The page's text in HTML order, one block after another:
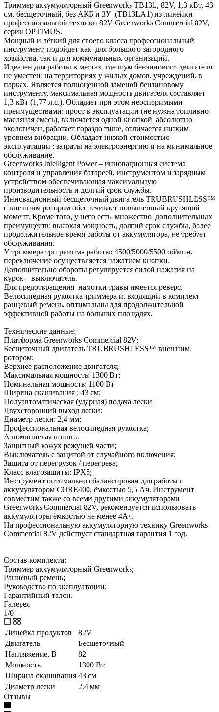
Триммер аккумуляторный Greenworks TB13L, 82V, 1,3 кВт, 43
см, бесщеточный, без АКБ и ЗУ (TB13LA1) из линейки
профессиональной техники 82V Greenworks Commercial 82V,
серии OPTIMUS.
Мощный и лёгкий для своего класса профессиональный
инструмент, подойдет как для большого загородного
хозяйства, так и для коммунальных организаций.
Идеален для работы в местах, где шум бензинового двигателя
не уместен: на территориях у жилых домов, учреждений, в
парках. Является полноценной заменой бензиновому
инструменту, максимальная мощность двигателя составляет
1,3 кВт (1,77 л.с.). Обладает при этом неоспоримыми
преимуществами: прост в эксплуатации (не нужна топливно-
масляная смесь), включается одной кнопкой, абсолютно
экологичен, работает гораздо тише, отличается низким
уровнем вибрации. Обладает низкой стоимостью
эксплуатации : затраты на электроэнергию и на минимальное
обслуживание.
Greenworks Intelligent Power – инновационная система
контроля и управления батареей, инструментом и зарядным
устройством обеспечивающая максимальную
производительность и долгий срок службы.
Инновационный бесщеточный двигатель TRUBRUSHLESS™
с внешним ротором обеспечивает повышенный крутящий
момент. Кроме того, у него есть множество дополнительных
преимуществ: высокая мощность, долгий срок службы, более
продолжительное время работы от аккумулятора, не требует
обслуживания.
У триммера три режима работы: 4500/5000/5500 об/мин,
переключение осуществляется нажатием кнопки.
Дополнительно обороты регулируется силой нажатия на
курок – выключатель.
Для предотвращения намотки травы имеется реверс.
Велосипедная рукоятка триммера и, входящий в комплект
ранцевый ремень, оптимальны для продолжительной
эффективной работы на больших площадях.
Технические данные:
Платформа Greenworks Commercial 82V;
Бесщеточный двигатель TRUBRUSHLESS™ внешним
ротором;
Верхнее расположение двигателя;
Максимальная мощность: 1300 Вт;
Номинальная мощность: 1100 Вт
Ширина скашивания : 43 см;
Полуавтоматическая (ударная) подача лески;
Двухсторонний выход лески;
Диаметр лески: 2,4 мм;
Профессиональная велосипедная рукоятка;
Алюминиевая штанга;
Защитный кожух режущей части;
Выключатель с защитой от случайного включения;
Защита от перегрузок / перегрева;
Класс влагозащиты: IPX5;
Инструмент оптимально сбалансирован для работы с
аккумулятором CORE400, ёмкостью 5,5 Ач. Инструмент
совместим также со всеми другими аккумуляторами
Greenworks Commercial 82V, рекомендуется использовать
аккумуляторы ёмкостью не менее 4Ач.
На профессиональную аккумуляторную технику Greenworks
Commercial 82V действует стандартная гарантия 1 год.
Состав комплекта:
Триммер аккумуляторный Greenworks;
Ранцевый ремень;
Руководство по эксплуатации;
Гарантийный талон.
Галерея
1/0 —
Линейка продуктов
82V
Двигатель
Бесщеточный
Напряжение, В
82
Мощность
1300 Вт
Ширина скашивания 43 см
Диаметр лески
2,4 мм
Отзывы